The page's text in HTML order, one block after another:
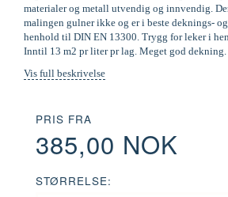
materialer og metall utvendig og innvendig.
malingen gulner ikke og er i beste deknings-
henhold til DIN EN 13300. Trygg for leker i
Inntil 13 m2 pr liter pr lag. Meget god
Vis full beskrivelse
PRIS FRA
385,00 NOK
STØRRELSE: